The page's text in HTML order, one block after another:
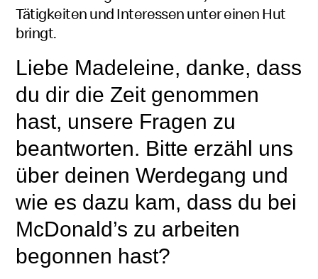
Tätigkeiten und Interessen unter einen Hut
bringt.
Liebe Madeleine, danke, dass
du dir die Zeit genommen
hast, unsere Fragen zu
beantworten. Bitte erzähl uns
über deinen Werdegang und
wie es dazu kam, dass du bei
McDonald’s zu arbeiten
begonnen hast?